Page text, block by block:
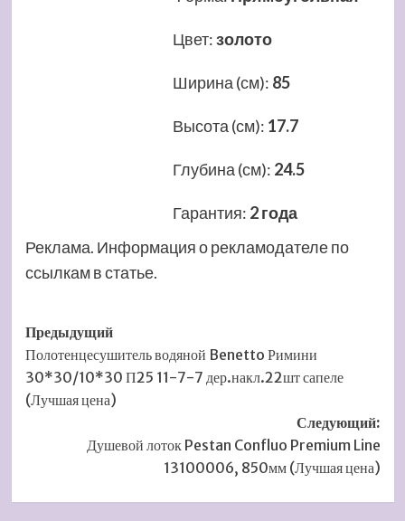
Цвет:золото
Ширина (см): 85
Высота (см): 17.7
Глубина (см): 24.5
Гарантия: 2 года
Реклама. Информация о рекламодателе по
ссылкам в статье.
Навигация
записи
Предыдущий
Полотенцесушитель водяной Benetto Римини
30*30/10*30 П25 11-7-7 дер.накл.22шт сапеле
(Лучшая цена)
Следующий:
Душевой лоток Pestan Confluo Premium Line
13100006, 850мм (Лучшая цена)